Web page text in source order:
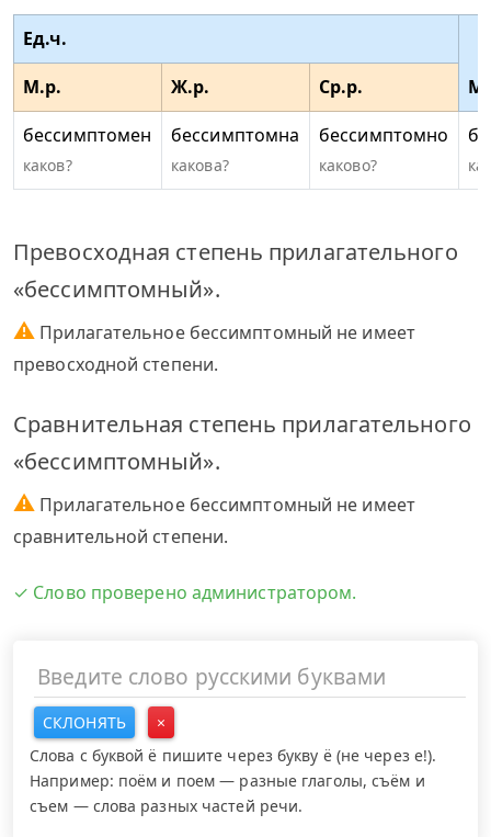
Ед.ч.
М.р. Ж.р.
Ср.р.
бессимптомен
каков?
бессимптомна
какова?
бессимптомно
каково?
Превосходная степень прилагательного
«бессимптомный».
⚠ Прилагательное бессимптомный не имеет
превосходной степени.
Сравнительная степень прилагательного
«бессимптомный».
⚠ Прилагательное бессимптомный не имеет
сравнительной степени.
✓ Слово проверено администратором.
СКЛОНЯТЬ
×
Слова с буквой ё пишите через букву ё (не через е!).
Например: поём и поем — разные глаголы, съём и
съем — слова разных частей речи.